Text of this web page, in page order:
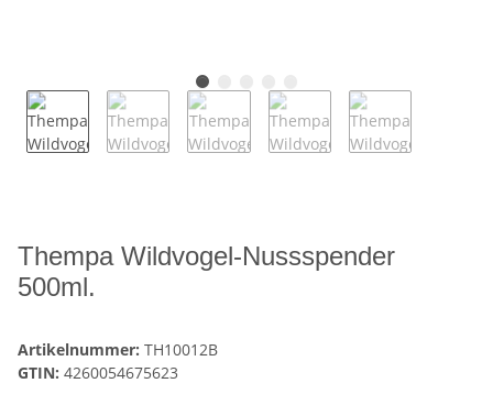
Thempa Wildvogel-Nussspender
500ml.
Artikelnummer: TH10012B
GTIN: 4260054675623